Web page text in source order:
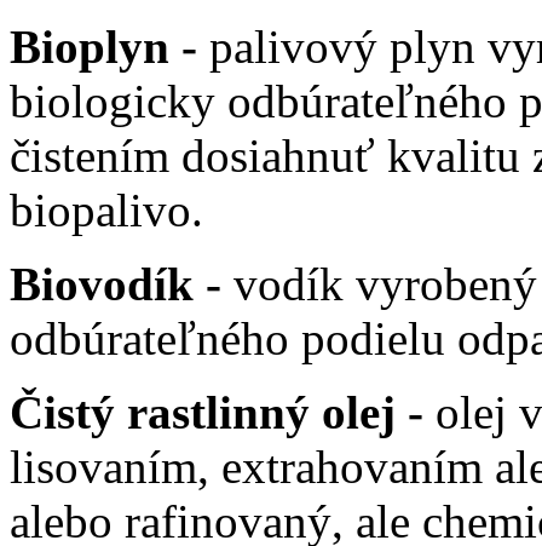
Bioplyn - palivový plyn
biologicky odbúrateľného
čistením dosiahnuť kvalitu
biopalivo.
Biovodík - vodík
odbúrateľného podielu
Čistý rastlinný olej - olej
lisovaním, extrahovaním
alebo rafinovaný, ale